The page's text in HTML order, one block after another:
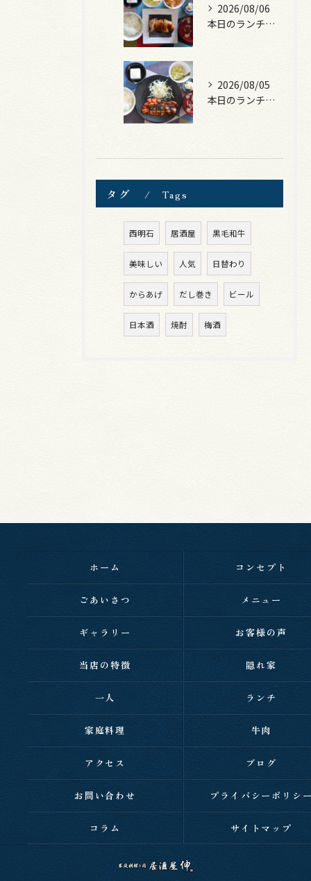
2026/08/06
本日のランチは、照焼きチキン！
2026/08/05
本日のランチは、ロース豚カツ梅はさみ！
タグ Tags
西明石 居酒屋 黒毛和牛
美味しい 人気 日替わり
からあげ だし巻き ビール
日本酒 焼酎 梅酒
ホーム コンセプト
ごあいさつ メニュー
ギャラリー お客様の声
当店の特徴 隠れ家
一人 ランチ
家庭料理 牛肉
アクセス ブログ
お問い合わせ プライバシーポリシ
コラム サイトマップ